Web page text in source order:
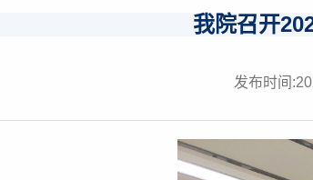
我院召开
发布时间